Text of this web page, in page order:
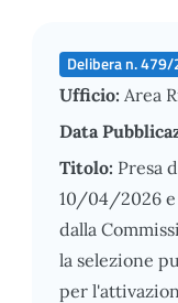
Delibera n.
Ufficio: Area
Data
Titolo: Presa
10/04/2026
dalla
la selezione
per